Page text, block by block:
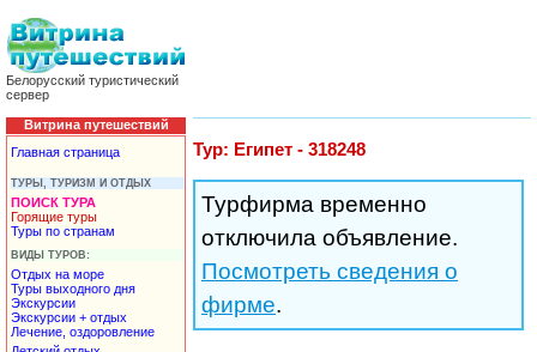
Белорусский туристический
сервер
Витрина путешествий
Главная страница
ТУРЫ, ТУРИЗМ И ОТДЫХ
ПОИСК ТУРА
Горящие туры
Туры по странам
ВИДЫ ТУРОВ:
Отдых на море
Туры выходного дня
Экскурсии
Экскурсии + отдых
Лечение, оздоровление
Тур: Египет - 318248
Турфирма временно
отключила объявление.
Посмотреть сведения о
фирме.